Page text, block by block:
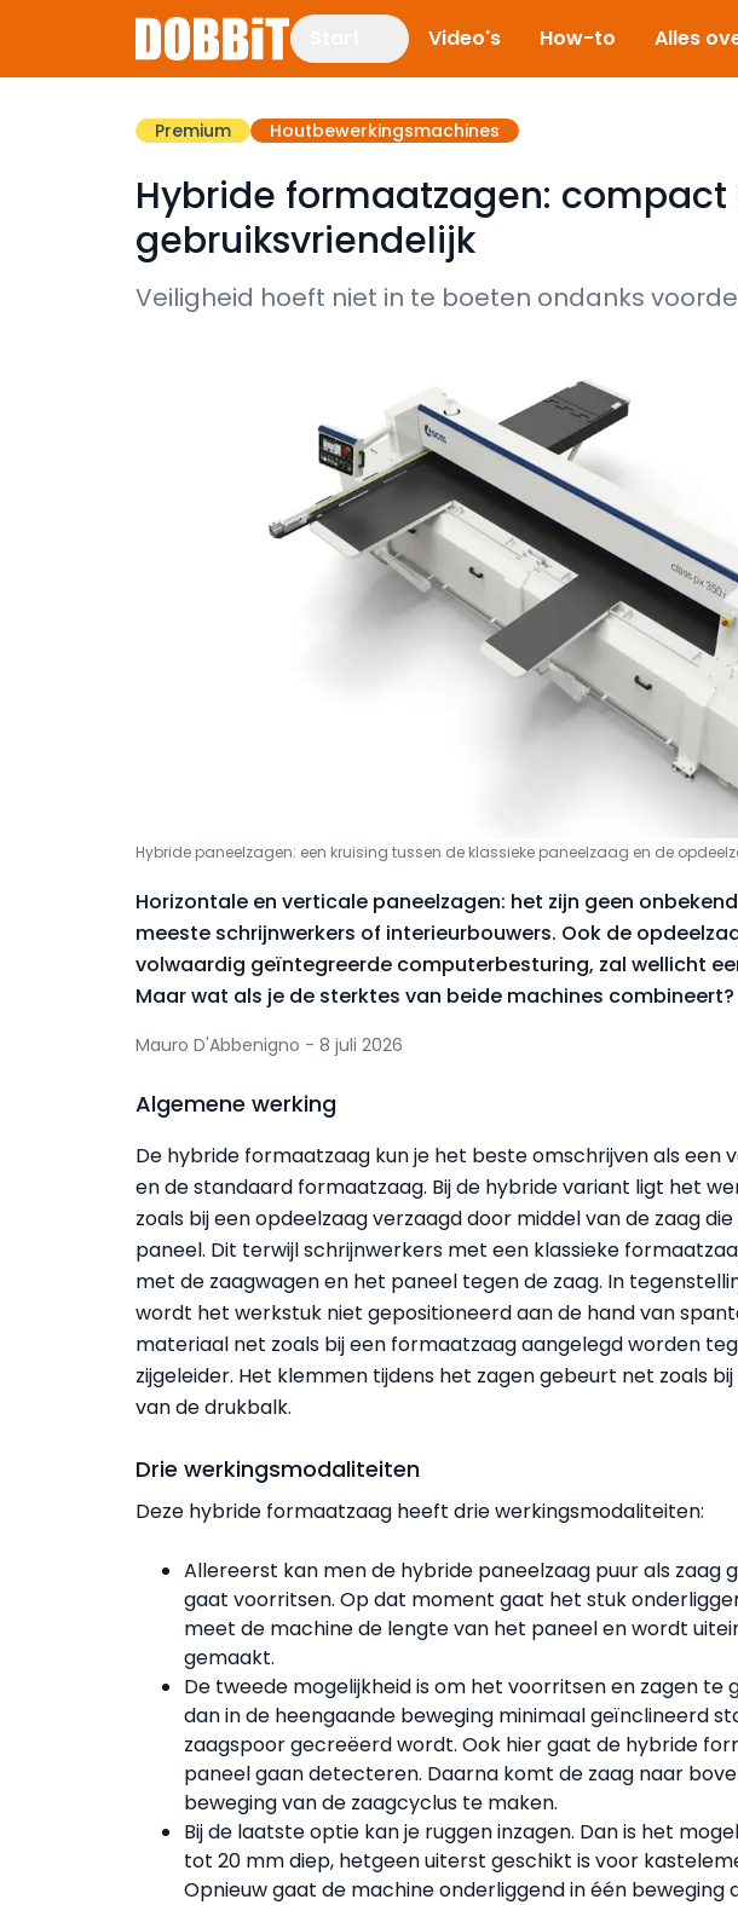
Video's How-to Alles
Premium Houtbewerkingsmachines
Hybride formaatzagen: compact
gebruiksvriendelijk
Veiligheid hoeft niet in te boeten ondanks
Hybride paneelzagen: een kruising tussen de klassieke paneelzaag en de
Horizontale en verticale paneelzagen: het zijn geen
meeste schrijnwerkers of interieurbouwers. Ook de
volwaardig geïntegreerde computerbesturing, zal wellicht
Maar wat als je de sterktes van beide machines combineert?
Mauro D'Abbenigno - 8 juli 2026
Algemene werking
De hybride formaatzaag kun je het beste omschrijven als een
en de standaard formaatzaag. Bij de hybride variant ligt het
zoals bij een opdeelzaag verzaagd door middel van de zaag
paneel. Dit terwijl schrijnwerkers met een klassieke
met de zaagwagen en het paneel tegen de zaag. In
wordt het werkstuk niet gepositioneerd aan de hand van
materiaal net zoals bij een formaatzaag aangelegd worden
zijgeleider. Het klemmen tijdens het zagen gebeurt net zoals
van de drukbalk.
Drie werkingsmodaliteiten
Deze hybride formaatzaag heeft drie werkingsmodaliteiten:
Allereerst kan men de hybride paneelzaag puur als zaag
gaat voorritsen. Op dat moment gaat het stuk
meet de machine de lengte van het paneel en wordt
gemaakt.
De tweede mogelijkheid is om het voorritsen en zagen te
dan in de heengaande beweging minimaal geïnclineerd
zaagspoor gecreëerd wordt. Ook hier gaat de hybride
paneel gaan detecteren. Daarna komt de zaag naar
beweging van de zaagcyclus te maken.
Bij de laatste optie kan je ruggen inzagen. Dan is het
tot 20 mm diep, hetgeen uiterst geschikt is voor
Opnieuw gaat de machine onderliggend in één beweging